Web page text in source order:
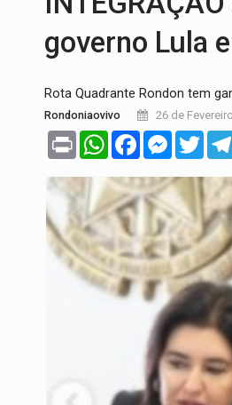
URGENTE:
PREVISÃO:
SINDICATOS
BRASIL
governo Lula
Rota Quadrante Rondon tem
Rondoniaovivo 26 de
Print WhatsAppFacebook